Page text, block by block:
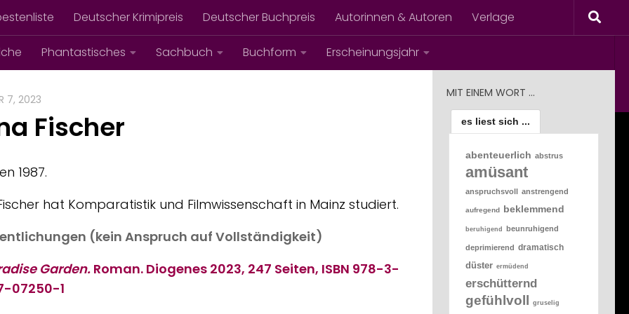
Deutscher Krimipreis Deutscher Buchpreis Autorinnen & Autoren Verlage
Phantastisches Sachbuch Buchform Erscheinungsjahr
7, 2023
Fischer
1987.
hat Komparatistik und Filmwissenschaft in Mainz studiert.
(kein Anspruch auf Vollständigkeit)
Garden. Roman. Diogenes 2023, 247 Seiten, ISBN 978-3-
07250-1
MIT EINEM WORT …
es liest sich ...
abenteuerlich abstrus
amüsant
anspruchsvoll anstrengend
aufregend beklemmend
beruhigend beunruhigend
deprimierend dramatisch
düster ermüdend
erschütternd
gefühlvoll gruselig